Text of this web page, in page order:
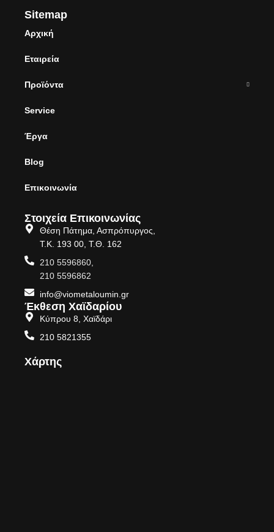
Sitemap
Αρχική
Εταιρεία
Προϊόντα
Service
Έργα
Blog
Επικοινωνία
Στοιχεία Επικοινωνίας
Θέση Πάτημα, Ασπρόπυργος,
Τ.Κ. 193 00, Τ.Θ. 162
210 5596860,
210 5596862
info@viometaloumin.gr
Έκθεση Χαϊδαρίου
Κύπρου 8, Χαϊδάρι
210 5821355
Χάρτης